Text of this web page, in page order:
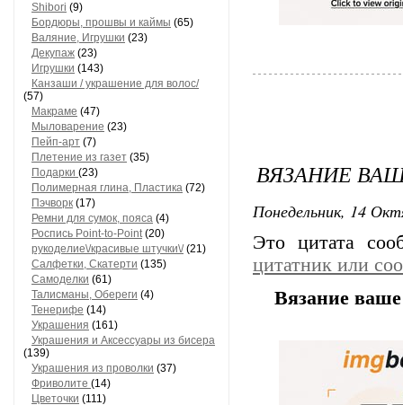
Shibori (9)
Бордюры, прошвы и каймы (65)
Валяние, Игрушки (23)
Декупаж (23)
Игрушки (143)
Канзаши / украшение для волос/
(57)
Макраме (47)
Мыловарение (23)
Пейп-арт (7)
Плетение из газет (35)
Подарки (23)
Полимерная глина, Пластика (72)
Пэчворк (17)
Ремни для сумок, пояса (4)
Роспись Point-to-Point(20)
рукоделиe\/красивые штучки\/(21)
Салфетки, Скатерти (135)
Самоделки (61)
Талисманы, Обереги (4)
Тенерифе (14)
Украшения (161)
Украшения и Аксессуары из бисера
(139)
Украшения из проволки (37)
Фриволите (14)
Цветочки (111)
ВЯЗАНИЕ
Понедельник, 14
Это цитата
цитатник или
Вязание